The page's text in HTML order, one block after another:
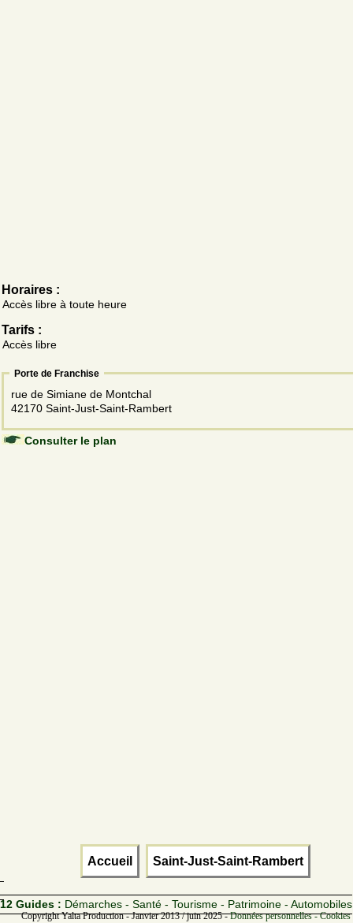
Horaires :
Accès libre à toute heure
Tarifs :
Accès libre
Porte de Franchise
rue de Simiane de Montchal
42170 Saint-Just-Saint-Rambert
Consulter le plan
Accueil Saint-Just-Saint-Rambert
12 Guides : Démarches - Santé - Tourisme - Patrimoine - Automobiles
Copyright Yalta Production - Janvier 2013 / juin 2025 -Données personnelles -